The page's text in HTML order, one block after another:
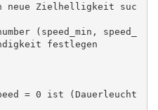
neue Zielhelligkeit suc
festlegen